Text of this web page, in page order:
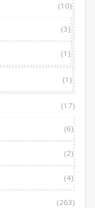
(10)
(3)
(1)
(1)
(17)
(6)
(2)
(4)
(263)